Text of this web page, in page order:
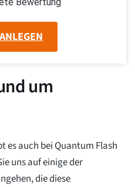
um
es auch bei Quantum Flash
uns auf einige der
die diese